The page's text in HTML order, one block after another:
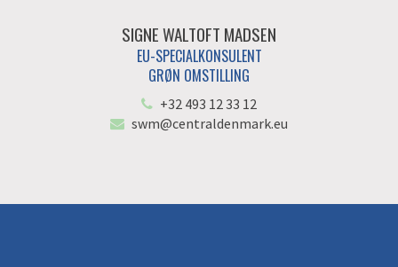
SIGNE WALTOFT MADSEN
EU-SPECIALKONSULENT
GRØN OMSTILLING
+32 493 12 33 12
swm@centraldenmark.eu